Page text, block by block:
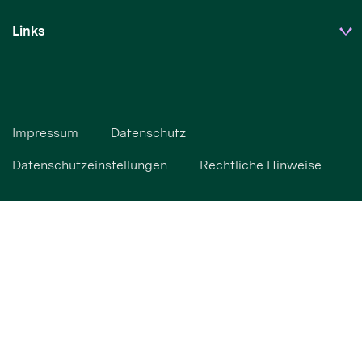
Links
Impressum Datenschutz
Datenschutzeinstellungen Rechtliche Hinweise